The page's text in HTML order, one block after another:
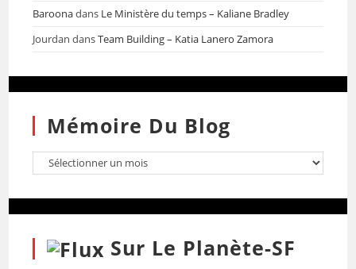
Baroonadans Le Ministère du temps – Kaliane Bradley
Jourdan dansTeam Building – Katia Lanero Zamora
Mémoire Du Blog
Sur Le Planète-SF